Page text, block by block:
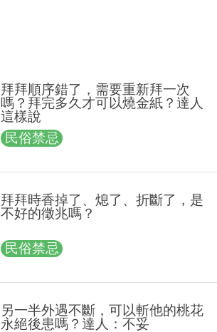
拜拜順序錯了，需要重新拜一次
嗎？拜完多久才可以燒金紙？達人
這樣說
民俗禁忌
拜拜時香掉了、熄了、折斷了，是
不好的徵兆嗎？
民俗禁忌
另一半外遇不斷，可以斬他的桃花
永絕後患嗎？達人：不妥